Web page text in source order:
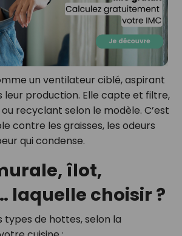
un ventilateur ciblé, aspirant
leur production. Elle capte et filtre,
recyclant selon le modèle. C’est
contre les graisses, les odeurs
qui condense.
îlot,
laquelle choisir ?
types de hottes, selon la